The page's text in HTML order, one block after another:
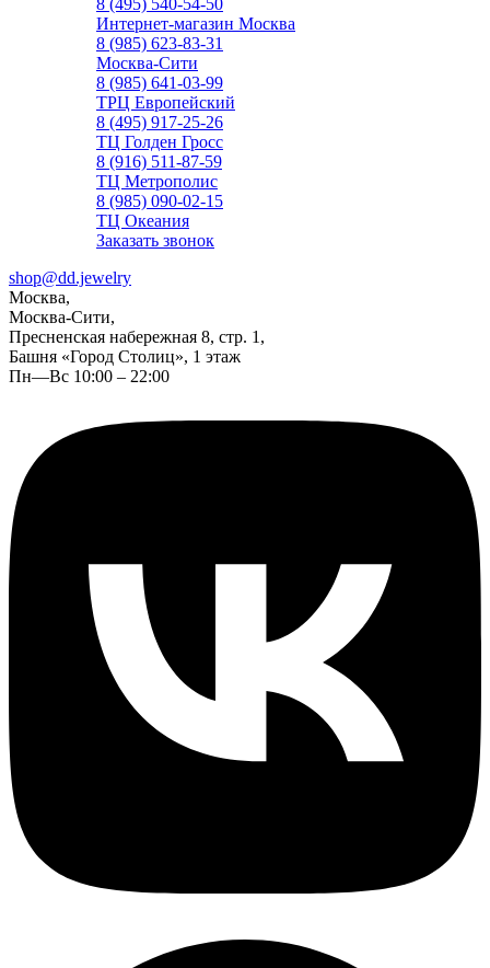
8 (495) 540-54-50
Интернет-магазин Москва
8 (985) 623-83-31
Москва-Сити
8 (985) 641-03-99
ТРЦ Европейский
8 (495) 917-25-26
ТЦ Голден Гросс
8 (916) 511-87-59
ТЦ Метрополис
8 (985) 090-02-15
ТЦ Океания
Заказать звонок
shop@dd.jewelry
Москва,
Москва-Сити,
Пресненская набережная 8, стр. 1,
Башня «Город Столиц», 1 этаж
Пн—Вс 10:00 – 22:00